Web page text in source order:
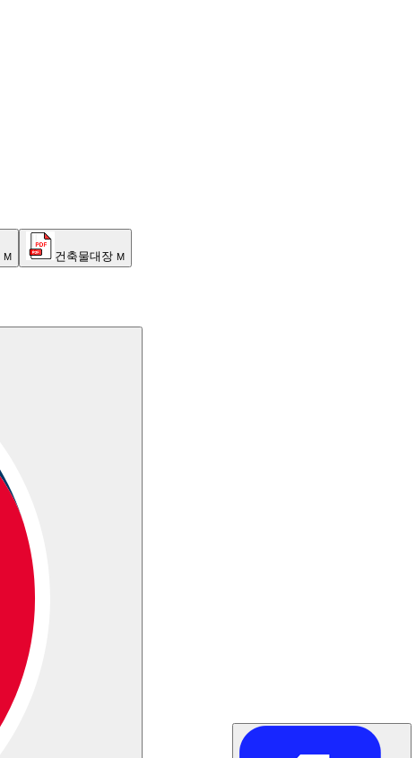
M 건축물대장 M